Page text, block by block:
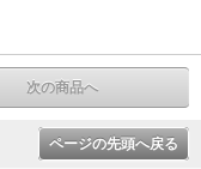
次の商品へ
ページの先頭へ戻る